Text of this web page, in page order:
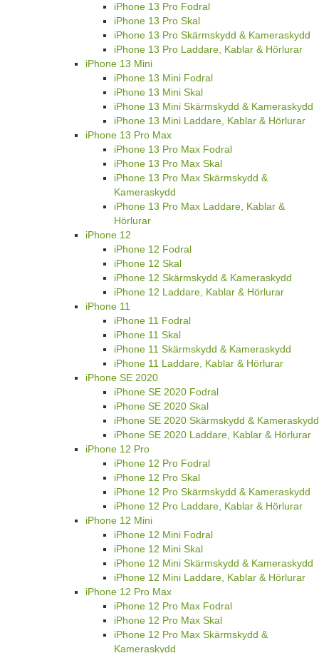
iPhone 13 Pro Fodral
iPhone 13 Pro Skal
iPhone 13 Pro Skärmskydd & Kameraskydd
iPhone 13 Pro Laddare, Kablar & Hörlurar
iPhone 13 Mini
iPhone 13 Mini Fodral
iPhone 13 Mini Skal
iPhone 13 Mini Skärmskydd & Kameraskydd
iPhone 13 Mini Laddare, Kablar & Hörlurar
iPhone 13 Pro Max
iPhone 13 Pro Max Fodral
iPhone 13 Pro Max Skal
iPhone 13 Pro Max Skärmskydd &
Kameraskydd
iPhone 13 Pro Max Laddare, Kablar &
Hörlurar
iPhone 12
iPhone 12 Fodral
iPhone 12 Skal
iPhone 12 Skärmskydd & Kameraskydd
iPhone 12 Laddare, Kablar & Hörlurar
iPhone 11
iPhone 11 Fodral
iPhone 11 Skal
iPhone 11 Skärmskydd & Kameraskydd
iPhone 11 Laddare, Kablar & Hörlurar
iPhone SE 2020
iPhone SE 2020 Fodral
iPhone SE 2020 Skal
iPhone SE 2020 Skärmskydd & Kameraskydd
iPhone SE 2020 Laddare, Kablar & Hörlurar
iPhone 12 Pro
iPhone 12 Pro Fodral
iPhone 12 Pro Skal
iPhone 12 Pro Skärmskydd & Kameraskydd
iPhone 12 Pro Laddare, Kablar & Hörlurar
iPhone 12 Mini
iPhone 12 Mini Fodral
iPhone 12 Mini Skal
iPhone 12 Mini Skärmskydd & Kameraskydd
iPhone 12 Mini Laddare, Kablar & Hörlurar
iPhone 12 Pro Max
iPhone 12 Pro Max Fodral
iPhone 12 Pro Max Skal
iPhone 12 Pro Max Skärmskydd &
Kameraskydd